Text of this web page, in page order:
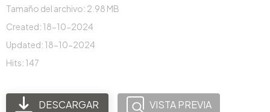
Tamaño del archivo: 2.98 MB
Created: 18-10-2024
Updated: 18-10-2024
Hits: 147
DESCARGAR VISTA PREVIA